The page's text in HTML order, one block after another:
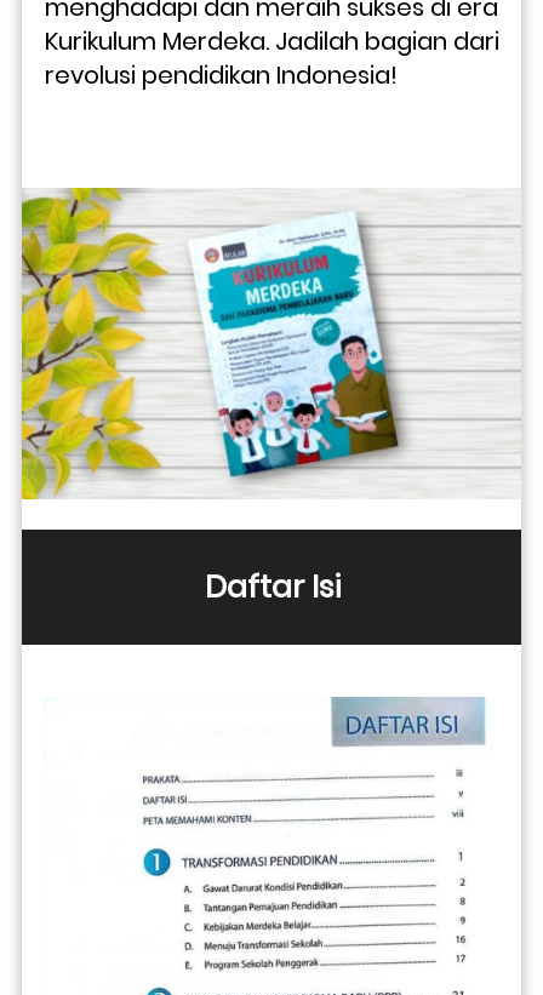
menghadapi dan meraih sukses di era
Kurikulum Merdeka. Jadilah bagian dari
revolusi pendidikan Indonesia!
Daftar Isi